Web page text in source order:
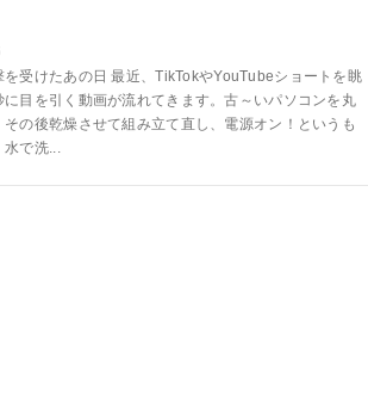
を受けたあの日 最近、TikTokやYouTubeショートを眺
に目を引く動画が流れてきます。古～いパソコンを丸
その後乾燥させて組み立て直し、電源オン！というも
で洗...